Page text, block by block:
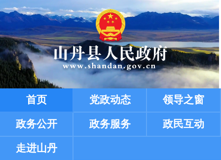
首页 党政动态 领导之窗
政务公开 政务服务 政民互动
走进山丹